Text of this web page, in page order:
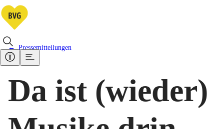
Pressemitteilungen
Da ist (wieder)